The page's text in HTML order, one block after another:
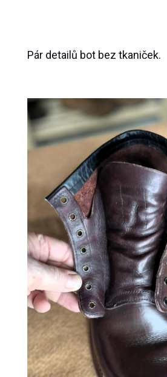
Pár detailů bot bez tkaniček.